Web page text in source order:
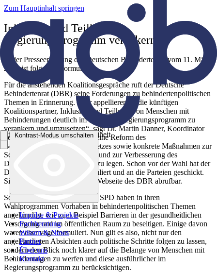
Arbeitsgemeinschaft Barrierefreiheit
Impulse & Projekte
Fachberatung
Wissen & News
Partner
Über uns
Kontakt
Kontrast-Modus umschalten
Impulse & Projekte
Fachberatung
Wissen & News
Partner
Über uns
Kontakt
Zum Hauptinhalt springen
Inklusion und Teilhabe in
Regierungsprogramm verankern
In der Presseerklärung des Deutschen Behindertenrat vom 11. März
2025 ist folgendes formuliert:
Für die anstehenden Koalitionsgespräche ruft der Deutsche
Behindertenrat (DBR) seine Forderungen zu behindertenpolitischen
Themen in Erinnerung. „Wir appellieren an die künftigen
Koalitionspartner, Inklusion und Teilhabe von Menschen mit
Behinderungen deutlich im künftigen Regierungsprogramm zu
verankern und umzusetzen“, sagt Dr. Martin Danner, Koordinator
des DBR. Dazu gehöre etwa, eine Reform des
Behindertengleichstellungsgesetzes sowie konkrete Maßnahmen zur
Schaffung von Barrierefreiheit und zur Verbesserung des
Diskriminierungsschutzes fest zu legen. Schon vor der Wahl hat der
DBR seine Forderungen formuliert und an die Parteien geschickt.
Sie sind nach wie vor auf der Webseite des DBR abrufbar.
Sowohl die Union als auch die SPD haben in ihren
Wahlprogrammen Vorhaben in behindertenpolitischen Themen
angekündigt, wie zum Beispiel Barrieren in der gesundheitlichen
Versorgung und im öffentlichen Raum zu beseitigen. Einige davon
waren eher vage formuliert. Nun gilt es also, nicht nur den
angekündigten Absichten auch politische Schritte folgen zu lassen,
sondern den Blick noch klarer auf die Belange von Menschen mit
Behinderungen zu werfen und diese ausführlicher im
Regierungsprogramm zu berücksichtigen.